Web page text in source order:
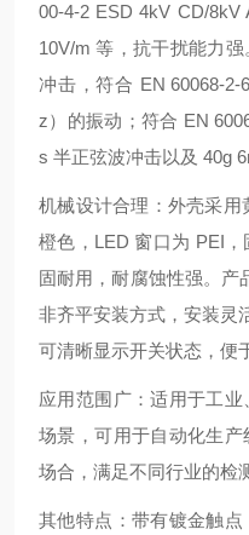
00-4-2 ESD 4kV CD/8kV
10V/m 等，抗干扰能力
冲击，符合 EN 60068-2-
z）的振动；符合 EN
s 半正弦波冲击以及 40g
机械设计合理：外壳采
橙色，LED 窗口为 PEI
固耐用，耐腐蚀性强。产
非齐平安装方式，安装灵
可清晰显示开关状态，便
应用范围广：适用于工
场景，可用于自动化生
场合，满足不同行业的检
其他特点：带有镀金触